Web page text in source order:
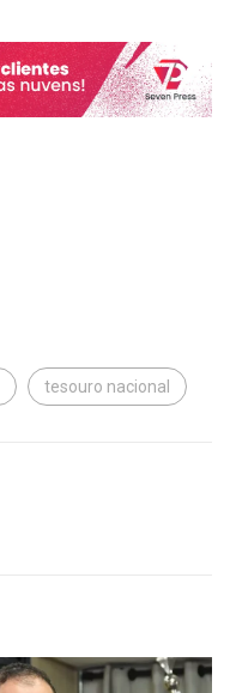
tesouro nacional